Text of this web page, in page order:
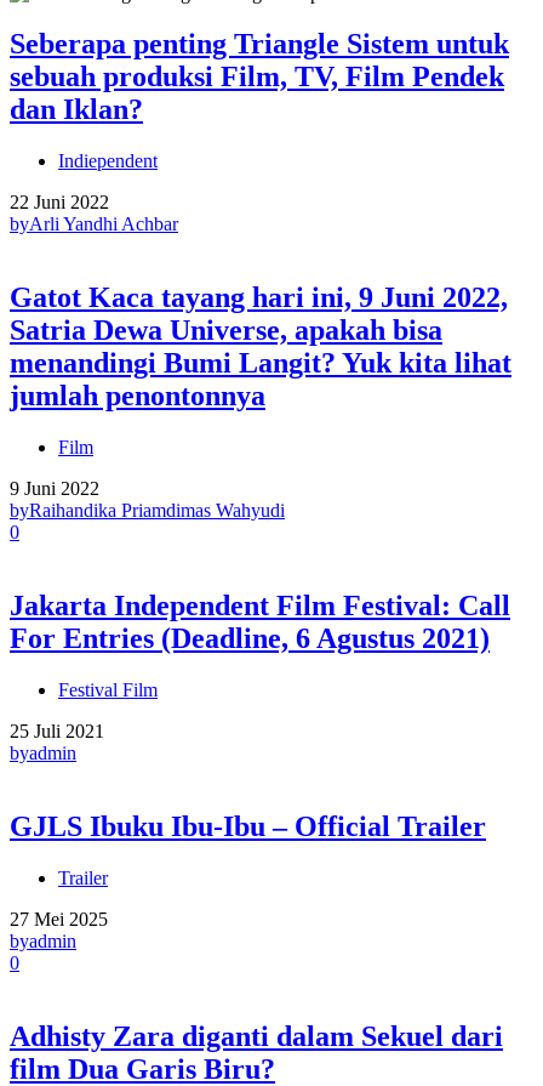
Seberapa penting Triangle Sistem untuk
sebuah produksi Film, TV, Film Pendek
dan Iklan?
Indiependent
22 Juni 2022
byArli Yandhi Achbar
Gatot Kaca tayang hari ini, 9 Juni 2022,
Satria Dewa Universe, apakah bisa
menandingi Bumi Langit? Yuk kita lihat
jumlah penontonnya
Film
9 Juni 2022
byRaihandika Priamdimas Wahyudi
0
Jakarta Independent Film Festival: Call
For Entries (Deadline, 6 Agustus 2021)
Festival Film
25 Juli 2021
byadmin
GJLS Ibuku Ibu-Ibu – Official Trailer
Trailer
27 Mei 2025
byadmin
0
Adhisty Zara diganti dalam Sekuel dari
film Dua Garis Biru?